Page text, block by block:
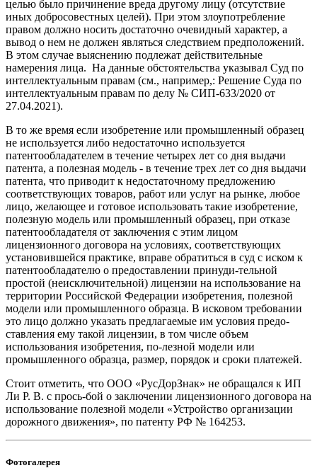
целью было причинение вреда другому лицу (отсутствие
иных добросовестных целей). При этом злоупотребление
правом должно носить достаточно очевидный характер, а
вывод о нем не должен являться следствием предположений.
В этом случае выяснению подлежат действительные
намерения лица. На данные обстоятельства указывал Суд по
интеллектуальным правам (см., например,: Решение Суда по
интеллектуальным правам по делу № СИП-633/2020 от
27.04.2021).
В то же время если изобретение или промышленный образец
не используется либо недостаточно используется
патентообладателем в течение четырех лет со дня выдачи
патента, а полезная модель - в течение трех лет со дня выдачи
патента, что приводит к недостаточному предложению
соответствующих товаров, работ или услуг на рынке, любое
лицо, желающее и готовое использовать такие изобретение,
полезную модель или промышленный образец, при отказе
патентообладателя от заключения с этим лицом
лицензионного договора на условиях, соответствующих
установившейся практике, вправе обратиться в суд с иском к
патентообладателю о предоставлении принуди-тельной
простой (неисключительной) лицензии на использование на
территории Российской Федерации изобретения, полезной
модели или промышленного образца. В исковом требовании
это лицо должно указать предлагаемые им условия предо-
ставления ему такой лицензии, в том числе объем
использования изобретения, по-лезной модели или
промышленного образца, размер, порядок и сроки платежей.
Стоит отметить, что ООО «РусДорЗнак» не обращался к ИП
Ли Р. В. с прось-бой о заключении лицензионного договора на
использование полезной модели «Устройство организации
дорожного движения», по патенту РФ № 164253.
Фотогалерея